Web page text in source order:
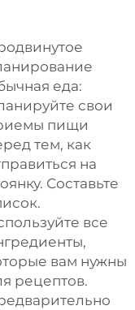
еда:
свои
пищи
тем, как
на
Составьте
все
вам нужны
рецептов.